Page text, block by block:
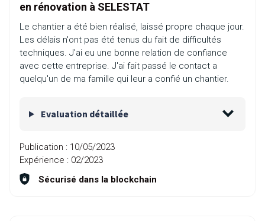
en rénovation à SELESTAT
Le chantier a été bien réalisé, laissé propre chaque jour.
Les délais n'ont pas été tenus du fait de difficultés
techniques. J'ai eu une bonne relation de confiance
avec cette entreprise. J'ai fait passé le contact a
quelqu'un de ma famille qui leur a confié un chantier.
Evaluation détaillée
Publication : 10/05/2023
Expérience : 02/2023
Sécurisé dans la blockchain